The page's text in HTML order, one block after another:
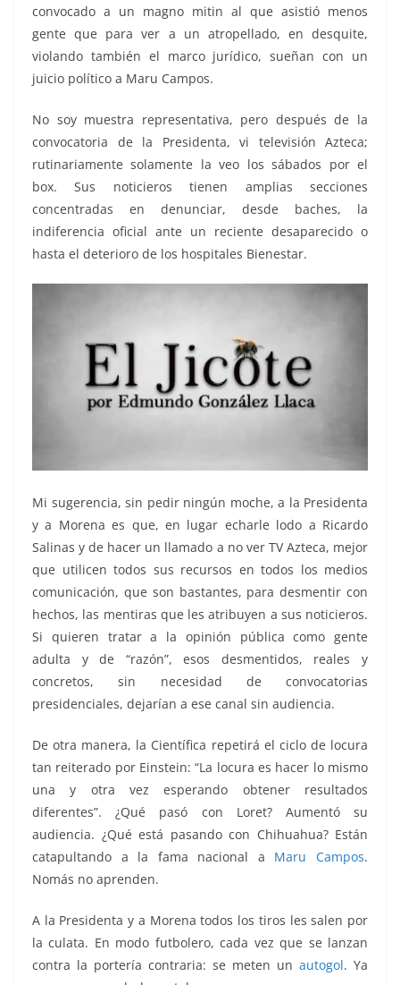
convocado a un magno mitin al que asistió menos
gente que para ver a un atropellado, en desquite,
violando también el marco jurídico, sueñan con un
juicio político a Maru Campos.
No soy muestra representativa, pero después de la
convocatoria de la Presidenta, vi televisión Azteca;
rutinariamente solamente la veo los sábados por el
box. Sus noticieros tienen amplias secciones
concentradas en denunciar, desde baches, la
indiferencia oficial ante un reciente desaparecido o
hasta el deterioro de los hospitales Bienestar.
Mi sugerencia, sin pedir ningún moche, a la Presidenta
y a Morena es que, en lugar echarle lodo a Ricardo
Salinas y de hacer un llamado a no ver TV Azteca, mejor
que utilicen todos sus recursos en todos los medios
comunicación, que son bastantes, para desmentir con
hechos, las mentiras que les atribuyen a sus noticieros.
Si quieren tratar a la opinión pública como gente
adulta y de “razón”, esos desmentidos, reales y
concretos, sin necesidad de convocatorias
presidenciales, dejarían a ese canal sin audiencia.
De otra manera, la Científica repetirá el ciclo de locura
tan reiterado por Einstein: “La locura es hacer lo mismo
una y otra vez esperando obtener resultados
diferentes”. ¿Qué pasó con Loret? Aumentó su
audiencia. ¿Qué está pasando con Chihuahua? Están
catapultando a la fama nacional a Maru Campos.
Nomás no aprenden.
A la Presidenta y a Morena todos los tiros les salen por
la culata. En modo futbolero, cada vez que se lanzan
contra la portería contraria: se meten un autogol. Ya